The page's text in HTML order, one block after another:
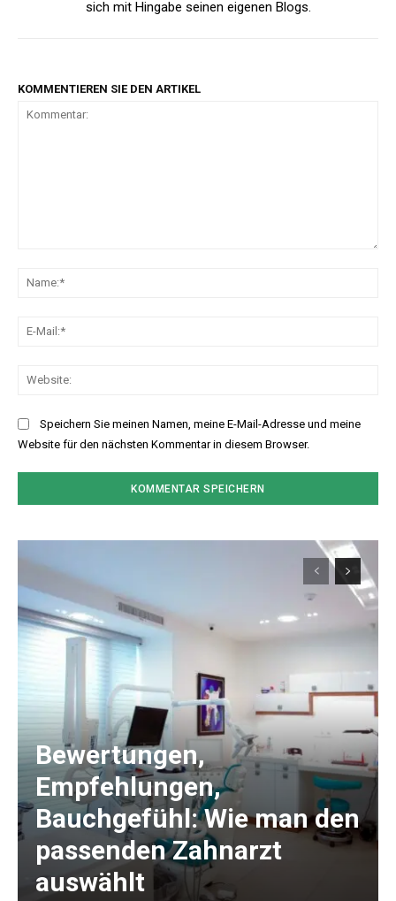
sich mit Hingabe seinen eigenen Blogs.
KOMMENTIEREN SIE DEN ARTIKEL
Speichern Sie meinen Namen, meine E-Mail-Adresse und meine
Website für den nächsten Kommentar in diesem Browser.
Bewertungen,
Empfehlungen,
Bauchgefühl: Wie man den
passenden Zahnarzt
auswählt